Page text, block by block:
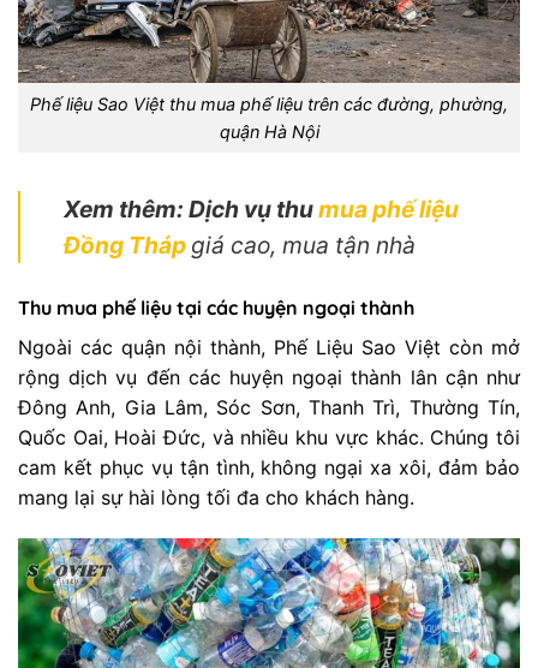
Phế liệu Sao Việt thu mua phế liệu trên các đường, phường,
quận Hà Nội
Xem thêm: Dịch vụ thumua phế liệu
Đồng Tháp giá cao, mua tận nhà
Thu mua phế liệu tại các huyện ngoại thành
Ngoài các quận nội thành, Phế Liệu Sao Việt còn mở
rộng dịch vụ đến các huyện ngoại thành lân cận như
Đông Anh, Gia Lâm, Sóc Sơn, Thanh Trì, Thường Tín,
Quốc Oai, Hoài Đức, và nhiều khu vực khác. Chúng tôi
cam kết phục vụ tận tình, không ngại xa xôi, đảm bảo
mang lại sự hài lòng tối đa cho khách hàng.